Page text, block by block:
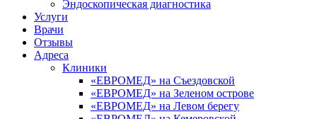
Эндоскопическая диагностика
Услуги
Врачи
Отзывы
Адреса
Клиники
«ЕВРОМЕД» на Съездовской
«ЕВРОМЕД» на Зеленом острове
«ЕВРОМЕД» на Левом берегу